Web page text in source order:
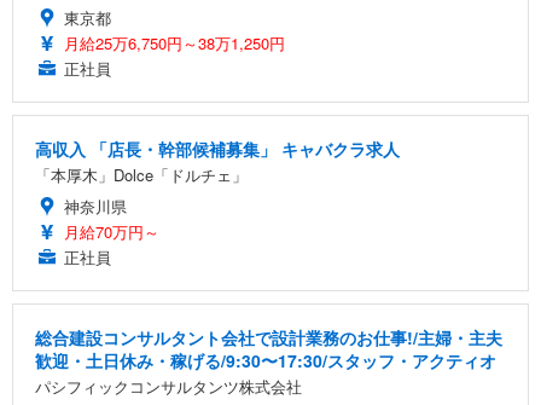
東京都
月給25万6,750円～38万1,250円
正社員
高収入 「店長・幹部候補募集」 キャバクラ求人
「本厚木」Dolce「ドルチェ」
神奈川県
月給70万円～
正社員
総合建設コンサルタント会社で設計業務のお仕事!/主婦・主夫
歓迎・土日休み・稼げる/9:30〜17:30/スタッフ・アクティオ
パシフィックコンサルタンツ株式会社